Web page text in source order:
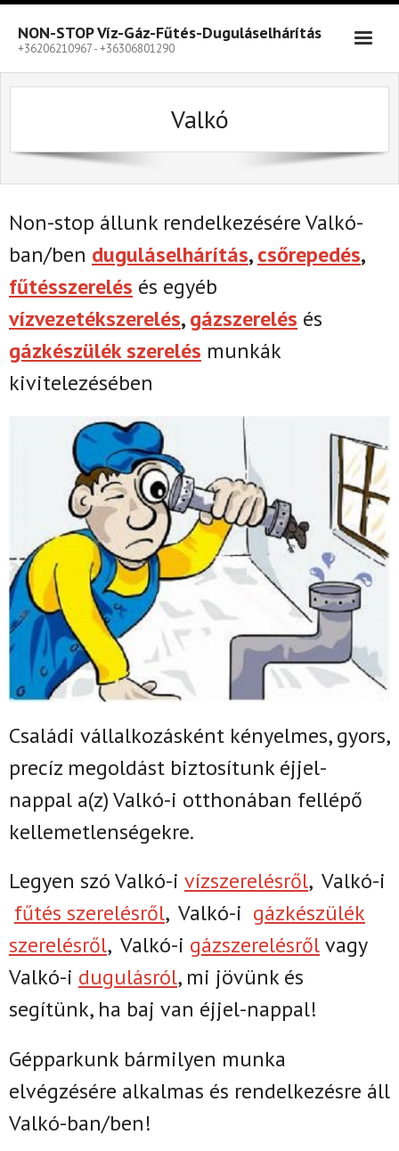
Skip
content
NON-STOP Víz-Gáz-Fűtés-Duguláselhárítás
+36206210967 - +36306801290
Valkó
Non-stop állunk rendelkezésére Valkó-
ban/ben duguláselhárítás,csőrepedés,
fűtésszerelés és egyéb
vízvezetékszerelés,gázszerelés és
gázkészülék szerelés munkák
kivitelezésében
Családi vállalkozásként kényelmes, gyors,
precíz megoldást biztosítunkéjjel-
nappal a(z)Valkó-i otthonában fellépő
kellemetlenségekre.
Legyen szó Valkó-i vízszerelésről, Valkó-i
fűtés szerelésről, Valkó-i gázkészülék
szerelésről, Valkó-i gázszerelésrőlvagy
Valkó-i dugulásról, mi jövünk és
segítünk, ha baj van éjjel-nappal!
Gépparkunk bármilyen munka
elvégzésére alkalmas és rendelkezésre áll
Valkó-ban/ben!